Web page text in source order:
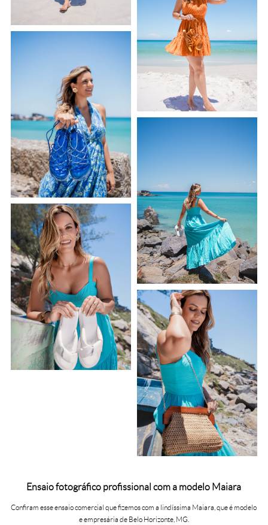
Ensaio fotográfico profissional com a modelo Maiara
Confiram esse ensaio comercial que fizemos com a lindíssima Maiara, que é modelo
e empresária de Belo Horizonte, MG.